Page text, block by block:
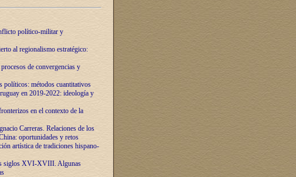
político-militar y
al regionalismo estratégico:
de convergencias y
métodos cuantitativos
en 2019-2022: ideología y
en el contexto de la
Carreras. Relaciones de los
oportunidades y retos
artística de tradiciones hispano-
siglos XVI-XVIII. Algunas